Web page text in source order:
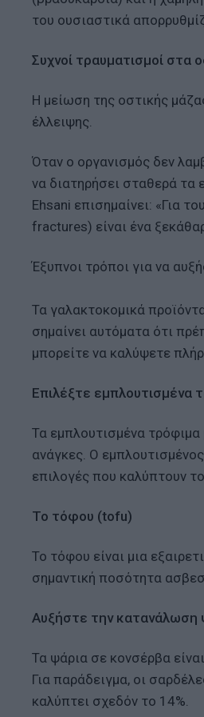
του ουσιαστικά
Συχνοί τραυματισμοί στα
Η μείωση της οστικής
έλλειψης.
Όταν ο οργανισμός δεν
να διατηρήσει σταθερά
Ehsani επισημαίνει: «Για
fractures) είναι ένα
Έξυπνοι τρόποι για να
Τα γαλακτοκομικά
σημαίνει αυτόματα ότι
μπορείτε να καλύψετε
Επιλέξτε εμπλουτισμένα
Τα εμπλουτισμένα
ανάγκες. Ο
επιλογές που καλύπτουν
Το τόφου (tofu)
Το τόφου είναι μια
σημαντική ποσότητα
Αυξήστε την κατανάλωση
Τα ψάρια σε κονσέρβα
Για παράδειγμα, οι
καλύπτει σχεδόν το 14%.